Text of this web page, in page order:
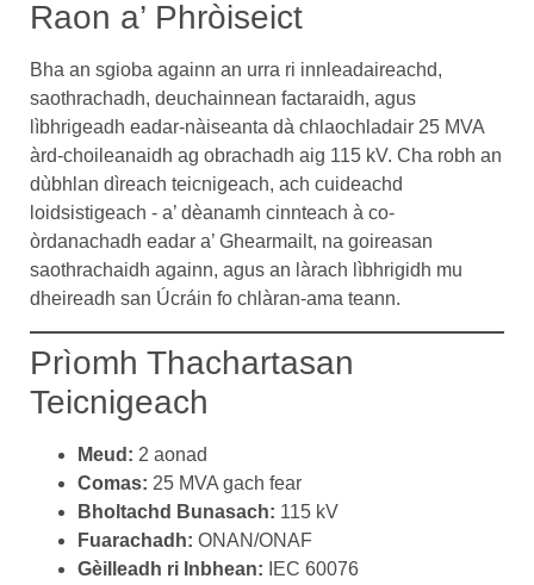
Raon a’ Phròiseict
Bha an sgioba againn an urra ri innleadaireachd,
saothrachadh, deuchainnean factaraidh, agus
lìbhrigeadh eadar-nàiseanta dà chlaochladair 25 MVA
àrd-choileanaidh ag obrachadh aig 115 kV. Cha robh an
dùbhlan dìreach teicnigeach, ach cuideachd
loidsistigeach - a’ dèanamh cinnteach à co-
òrdanachadh eadar a’ Ghearmailt, na goireasan
saothrachaidh againn, agus an làrach lìbhrigidh mu
dheireadh san Úcráin fo chlàran-ama teann.
Prìomh Thachartasan
Teicnigeach
Meud: 2 aonad
Comas: 25 MVA gach fear
Bholtachd Bunasach: 115 kV
Fuarachadh: ONAN/ONAF
Gèilleadh ri Inbhean: IEC 60076